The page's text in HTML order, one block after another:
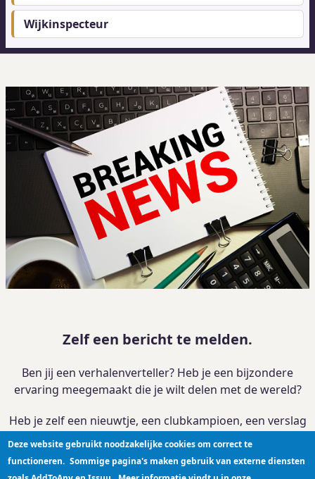
Wijkinspecteur
Zelf een bericht te melden.
Ben jij een verhalenverteller? Heb je een bijzondere
ervaring meegemaakt die je wilt delen met de wereld?
Heb je zelf een nieuwtje, een clubkampioen, een verslag
van je activiteit?
Je kan je verhaalhier plaatsen
Deze website gebruikt noodzakelijke cookies om correct te
functioneren. Sommige pagina's maken gebruik van externe diensten